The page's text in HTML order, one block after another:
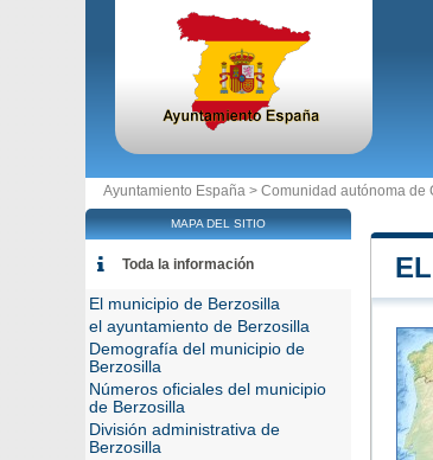
Ayuntamiento España > Comunidad autónoma de
MAPA DEL SITIO
Toda la información
El municipio de Berzosilla
el ayuntamiento de Berzosilla
Demografía del municipio de
Berzosilla
Números oficiales del municipio
de Berzosilla
División administrativa de
Berzosilla